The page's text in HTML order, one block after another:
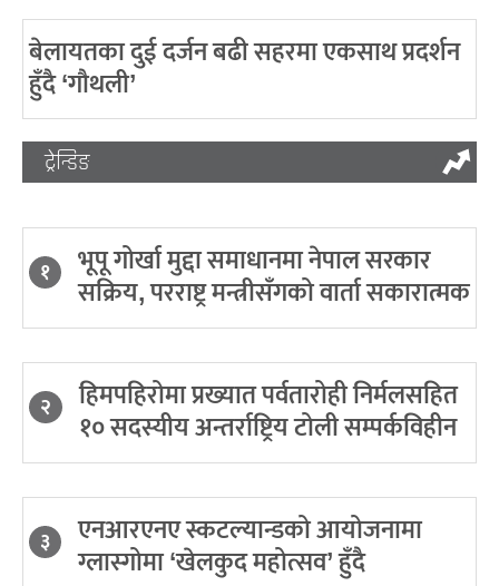
बेलायतका दुई दर्जन बढी सहरमा एकसाथ प्रदर्शन
हुँदै ‘गौथली’
ट्रेन्डिङ
१ भूपू गोर्खा मुद्दा समाधानमा नेपाल सरकार
सक्रिय, परराष्ट्र मन्त्रीसँगको वार्ता सकारात्मक
२ हिमपहिरोमा प्रख्यात पर्वतारोही निर्मलसहित
१० सदस्यीय अन्तर्राष्ट्रिय टोली सम्पर्कविहीन
३ एनआरएनए स्कटल्यान्डको आयोजनामा
ग्लास्गोमा ‘खेलकुद महोत्सव’ हुँदै